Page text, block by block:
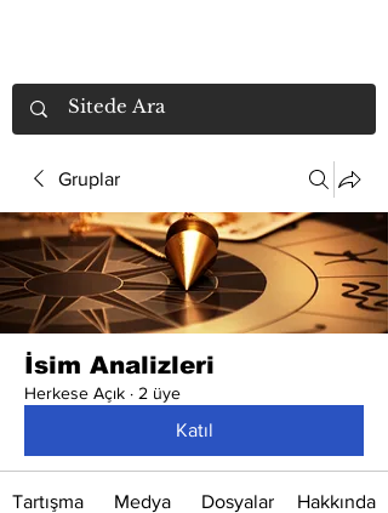
Gruplar
İsim Analizleri
Herkese Açık · 2 üye
Katıl
Tartışma Medya Dosyalar Hakkında